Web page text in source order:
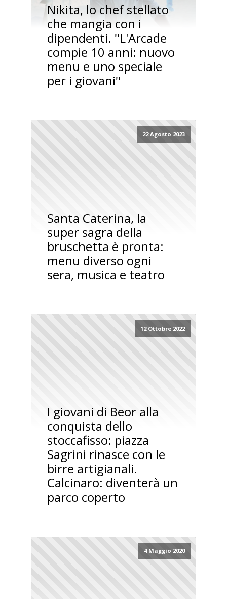
Nikita, lo chef stellato
che mangia con i
dipendenti. "L'Arcade
compie 10 anni: nuovo
menu e uno speciale
per i giovani"
22 Agosto 2023
Santa Caterina, la
super sagra della
bruschetta è pronta:
menu diverso ogni
sera, musica e teatro
12 Ottobre 2022
I giovani di Beor alla
conquista dello
stoccafisso: piazza
Sagrini rinasce con le
birre artigianali.
Calcinaro: diventerà un
parco coperto
4 Maggio 2020